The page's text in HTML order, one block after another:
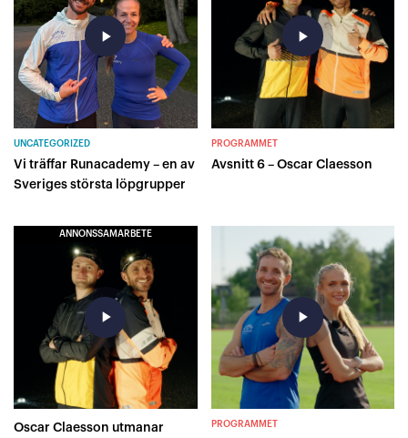
play_arrow
UNCATEGORIZED
Vi träffar Runacademy – en av
Sveriges största löpgrupper
play_arrow
PROGRAMMET
Avsnitt 6 – Oscar Claesson
ANNONSSAMARBETE
play_arrow
Oscar Claesson utmanar
play_arrow
PROGRAMMET